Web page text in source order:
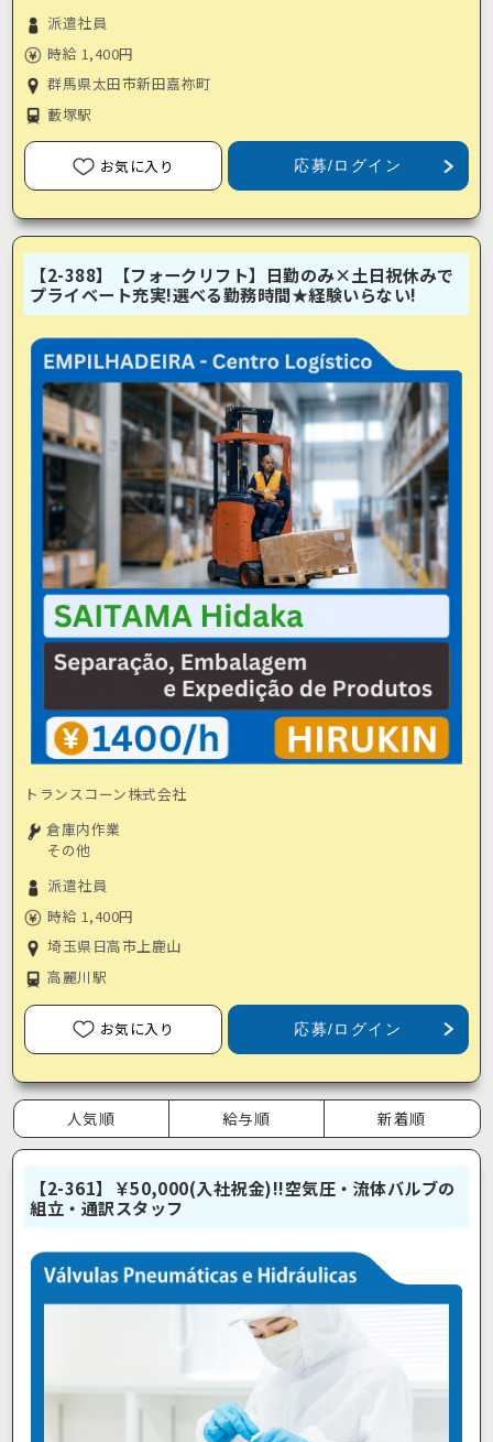
派遣社員
時給 1,400円
群馬県太田市新田嘉祢町
藪塚駅
お気に入り 応募/ログイン
【2-388】【フォークリフト】日勤のみ×土日祝休みで
プライベート充実!選べる勤務時間★経験いらない!
トランスコーン株式会社
倉庫内作業
その他
派遣社員
時給 1,400円
埼玉県日高市上鹿山
高麗川駅
お気に入り 応募/ログイン
人気順 給与順 新着順
【2-361】￥50,000(入社祝金)!!空気圧・流体バルブの
組立・通訳スタッフ